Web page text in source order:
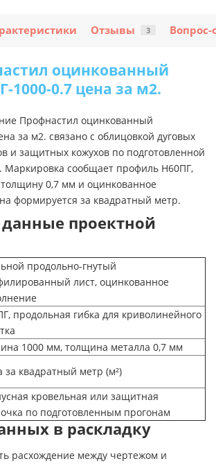
Отзывы 3 Вопрос-
оцинкованный
1000-0.7 цена за м2.
Профнастил оцинкованный
за м2. связано с облицовкой дуговых
и защитных кожухов по подготовленной
Маркировка сообщает профиль Н60ПГ,
0,7 мм и оцинкованное
формируется за квадратный метр.
проектной
продольно-гнутый
лист, оцинкованное
продольная гибка для криволинейного
1000 мм, толщина металла 0,7 мм
за квадратный метр (м²)
кровельная или защитная
по подготовленным прогонам
в раскладку
расхождение между чертежом и